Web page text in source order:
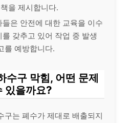
을 제시합니다.
들은 안전에 대한 교육을 이수
갖추고 있어 작업 중 발생
를 예방합니다.
수구 막힘, 어떤 문제
있을까요?
구는 폐수가 제대로 배출되지